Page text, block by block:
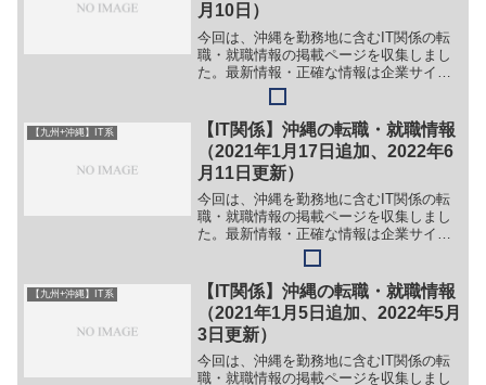
月10日）
今回は、沖縄を勤務地に含むIT関係の転
職・就職情報の掲載ページを収集しまし
た。最新情報・正確な情報は企業サイト
でご確認ください。①【会社名】株式会
社ピーエスシー琉球【職務】［契約社
員］＞＞（１）ヘルプデスクオペレータ
ー＞＞（２）システムエン...
【九州+沖縄】IT系
【IT関係】沖縄の転職・就職情報
（2021年1月17日追加、2022年6
月11日更新）
今回は、沖縄を勤務地に含むIT関係の転
職・就職情報の掲載ページを収集しまし
た。最新情報・正確な情報は企業サイト
でご確認ください。①【会社名】OCH株
式会社【職務】＞＞更新日現在、募集停
止中【ガイド】＞＞（１）下記リンク先
ページ下部の「採用情...
【九州+沖縄】IT系
【IT関係】沖縄の転職・就職情報
（2021年1月5日追加、2022年5月
3日更新）
今回は、沖縄を勤務地に含むIT関係の転
職・就職情報の掲載ページを収集しまし